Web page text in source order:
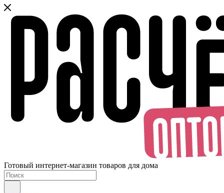
Готовый интернет-магазин товаров для дома